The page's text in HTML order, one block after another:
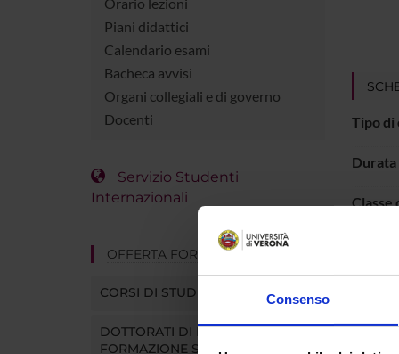
Consenso
Piani didattici
Calendario esami
Bacheca avvisi
Organi collegiali e di governo
Docenti
Servizio Studenti
Internazionali
OFFERTA FORMATIVA
CORSI DI STUDIO
DOTTORATI DI RICERCA E
FORMAZIONE SUPERIORE
Tipo di
Durata
Classe